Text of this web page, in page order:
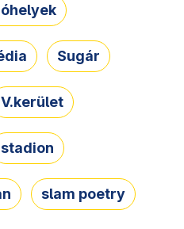
Sugár
V.kerület
stadion
slam poetry